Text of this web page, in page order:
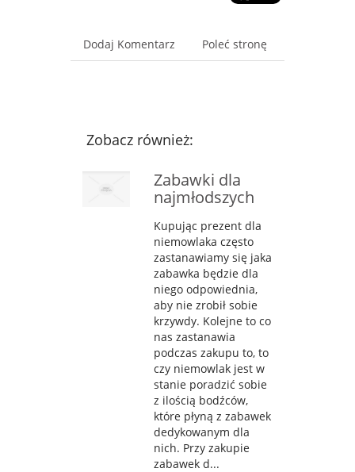
Dodaj Komentarz Poleć stronę
Zobacz również:
Zabawki dla
najmłodszych
Kupując prezent dla
niemowlaka często
zastanawiamy się jaka
zabawka będzie dla
niego odpowiednia,
aby nie zrobił sobie
krzywdy. Kolejne to co
nas zastanawia
podczas zakupu to, to
czy niemowlak jest w
stanie poradzić sobie
z ilością bodźców,
które płyną z zabawek
dedykowanym dla
nich. Przy zakupie
zabawek d...